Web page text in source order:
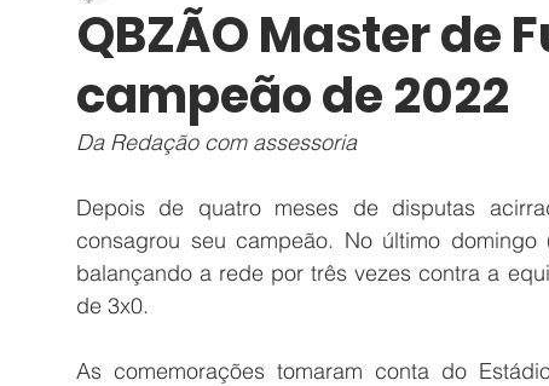
QBZÃO Master de
campeão de 2022
Da Redação com assessoria
Depois de quatro meses de disputas
consagrou seu campeão. No último
balançando a rede por três vezes contra a
de 3x0.
As comemorações tomaram conta do